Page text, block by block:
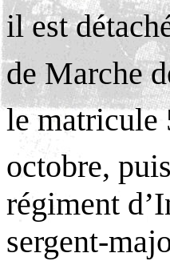
il est
de Marche
le matricule
octobre,
régiment
sergent-